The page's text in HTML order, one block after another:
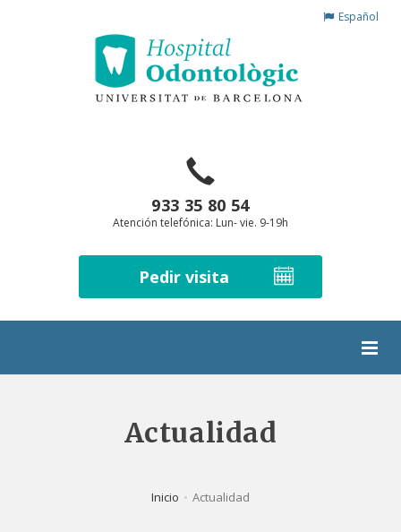
Español
933 35 80 54
Atención telefónica: Lun- vie. 9-19h
Pedir visita
Actualidad
Inicio Actualidad